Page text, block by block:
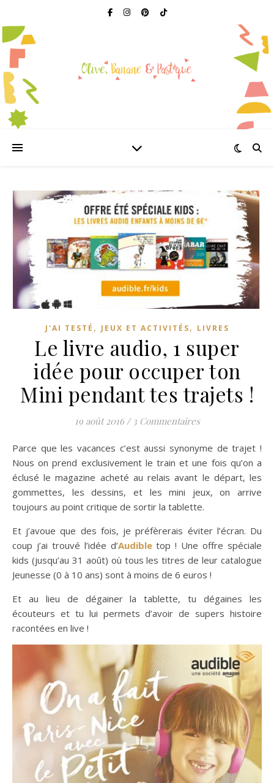
J'AI TESTÉ , JEUX ET ACTIVITÉS, LIVRES
Le livre audio, 1 super
idée pour occuper ton
Mini pendant tes trajets !
19 août 2016 / 3 Commentaires
Parce que les vacances c’est aussi synonyme de trajet !
Nous on prend exclusivement le train et une fois qu’on a
éclusé le magazine acheté au relais avant le départ, les
gommettes, les dessins, et les mini jeux, on arrive
toujours au point critique de sortir la tablette.
Et j’avoue que des fois, je préfèrerais éviter l’écran. Du
coup j’ai trouvé l’idée d’Audible top ! Une offre spéciale
kids (jusqu’au 31 août) où tous les titres de leur catalogue
Jeunesse (0 à 10 ans) sont à moins de 6 euros !
Et au lieu de dégainer la tablette, tu dégaines les
écouteurs et tu lui permets d’avoir de supers histoire
racontées en live !